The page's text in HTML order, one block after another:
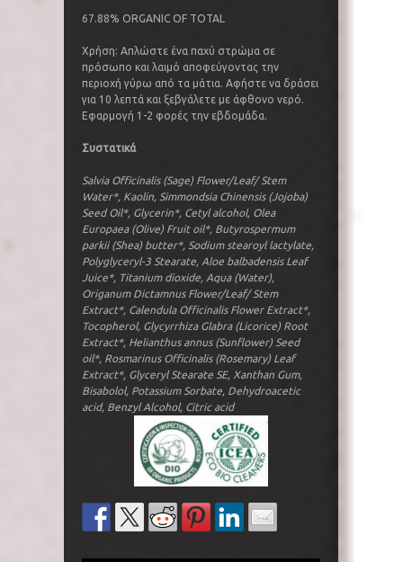
67.88% ORGANIC OF TOTAL
Χρήση: Απλώστε ένα παχύ στρώμα σε
πρόσωπο και λαιμό αποφεύγοντας την
περιοχή γύρω από τα μάτια. Αφήστε να δράσει
για 10 λεπτά και ξεβγάλετε με άφθονο νερό.
Εφαρμογή 1-2 φορές την εβδομάδα.
Συστατικά
Salvia Officinalis (Sage) Flower/Leaf/ Stem
Water*, Kaolin, Simmondsia Chinensis (Jojoba)
Seed Oil*, Glycerin*, Cetyl alcohol, Olea
Europaea (Olive) Fruit oil*, Butyrospermum
parkii (Shea) butter*, Sodium stearoyl lactylate,
Polyglyceryl-3 Stearate, Aloe balbadensis Leaf
Juice*, Titanium dioxide, Aqua (Water),
Origanum Dictamnus Flower/Leaf/ Stem
Extract*, Calendula Officinalis Flower Extract*,
Tocopherol, Glycyrrhiza Glabra (Licorice) Root
Extract*, Helianthus annus (Sunflower) Seed
oil*, Rosmarinus Officinalis (Rosemary) Leaf
Extract*, Glyceryl Stearate SE, Xanthan Gum,
Bisabolol, Potassium Sorbate, Dehydroacetic
acid, Benzyl Alcohol, Citric acid